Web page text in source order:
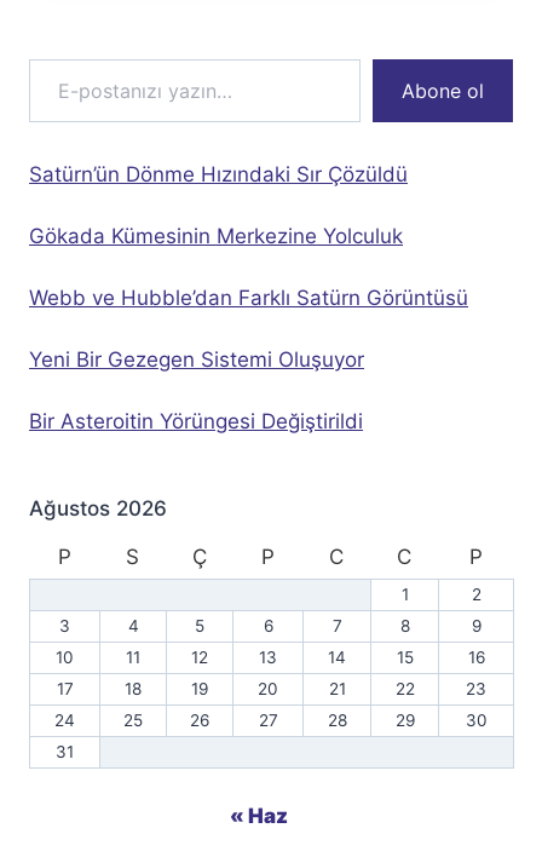
E-postanızı yazın…
Abone ol
Satürn’ün Dönme Hızındaki Sır Çözüldü
Gökada Kümesinin Merkezine Yolculuk
Webb ve Hubble’dan Farklı Satürn Görüntüsü
Yeni Bir Gezegen Sistemi Oluşuyor
Bir Asteroitin Yörüngesi Değiştirildi
Ağustos 2026
P
S Ç P C C P
1
2
3
4 5 6 7 8
9
10
11 12 13 14 15
16
17
18 19 20 21 22
23
24
25 26 27 28 29
30
31
« Haz